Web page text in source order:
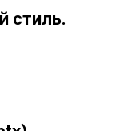
стиль.